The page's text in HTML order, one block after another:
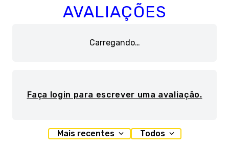
AVALIAÇÕES
Carregando…
Faça login para escrever uma avaliação.
Mais recentes Todos